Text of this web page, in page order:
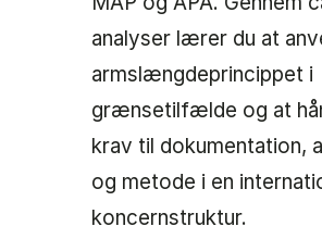
analyser lærer du at
armslængdeprincippet i
grænsetilfælde og at
krav til dokumentation,
og metode i en
koncernstruktur.